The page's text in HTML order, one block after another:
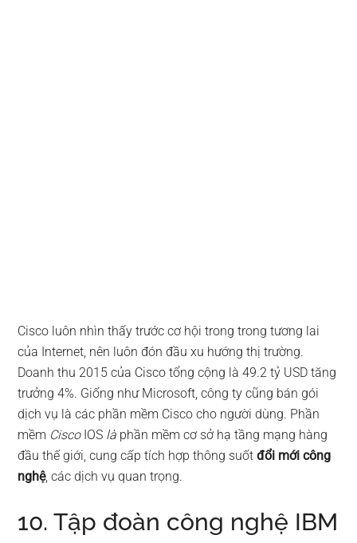
Cisco luôn nhìn thấy trước cơ hội trong trong tương lai
của Internet, nên luôn đón đầu xu hướng thị trường.
Doanh thu 2015 của Cisco tổng cộng là 49.2 tỷ USD tăng
trưởng 4%. Giống như Microsoft, công ty cũng bán gói
dịch vụ là các phần mềm Cisco cho người dùng. Phần
mềm CiscoIOS là phần mềm cơ sở hạ tầng mạng hàng
đầu thế giới, cung cấp tích hợp thông suốtđổi mới công
nghệ, các dịch vụ quan trọng.
10. Tập đoàn công nghệ IBM